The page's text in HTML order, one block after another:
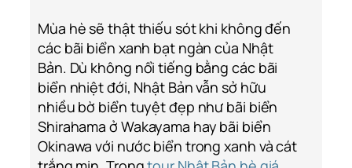
Mùa hè sẽ thật thiếu sót khi không đến
các bãi biển xanh bạt ngàn của Nhật
Bản. Dù không nổi tiếng bằng các bãi
biển nhiệt đới, Nhật Bản vẫn sở hữu
nhiều bờ biển tuyệt đẹp như bãi biển
Shirahama ở Wakayama hay bãi biển
Okinawa với nước biển trong xanh và cát